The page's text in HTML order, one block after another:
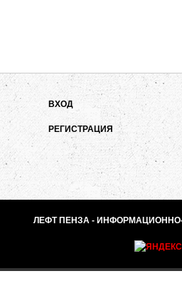
ВХОД
РЕГИСТРАЦИЯ
ЛЕФТ ПЕНЗА - ИНФОРМАЦИОННО-